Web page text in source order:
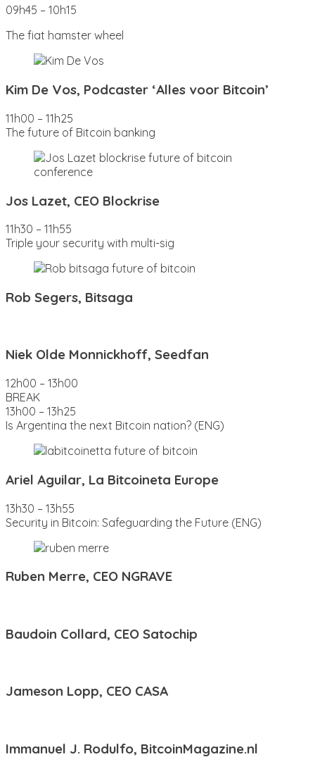
09h45 – 10h15
The fiat hamster wheel
Kim De Vos, Podcaster ‘Alles voor Bitcoin’
11h00 – 11h25
The future of Bitcoin banking
Jos Lazet, CEO Blockrise
11h30 – 11h55
Triple your security with multi-sig
Rob Segers, Bitsaga
Niek Olde Monnickhoff, Seedfan
12h00 – 13h00
BREAK
13h00 – 13h25
Is Argentina the next Bitcoin nation? (ENG)
Ariel Aguilar, La Bitcoineta Europe
13h30 – 13h55
Security in Bitcoin: Safeguarding the Future (ENG)
Ruben Merre, CEO NGRAVE
Baudoin Collard, CEO Satochip
Jameson Lopp, CEO CASA
Immanuel J. Rodulfo, BitcoinMagazine.nl